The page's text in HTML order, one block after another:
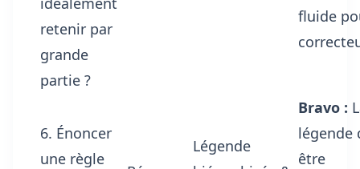
retenir par
grande
partie ?
fluide
6. Énoncer
une règle
Légende
Bravo :
légende
être